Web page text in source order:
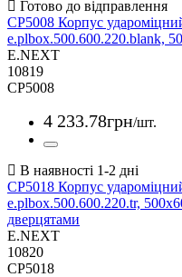
CP5008 Корпус
e.plbox.500.600.220.blank,
E.NEXT
10819
CP5008
4 233.78грн/шт.
CP5018 Корпус
e.plbox.500.600.220.tr,
дверцятами
E.NEXT
10820
CP5018